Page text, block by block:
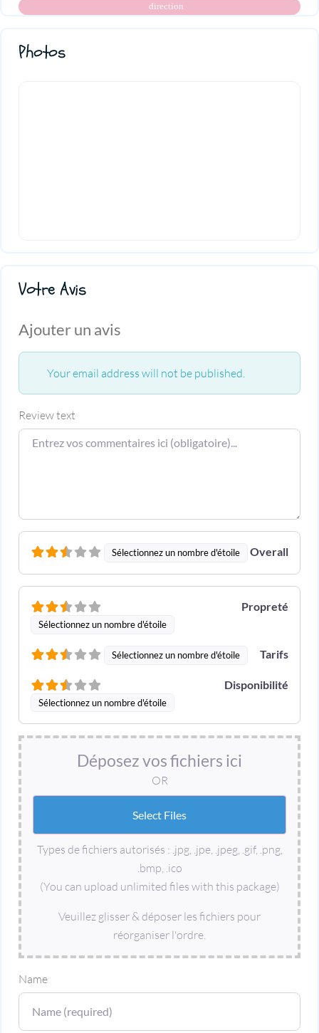
direction
Photos
Votre Avis
Ajouter un avis
Your email address will not be published.
Review text
Sélectionnez un nombre d'étoile Overall
Sélectionnez un nombre d'étoile
Propreté
Sélectionnez un nombre d'étoile Tarifs
Sélectionnez un nombre d'étoile
Disponibilité
Déposez vos fichiers ici
OR
Types de fichiers autorisés : .jpg, .jpe, .jpeg, .gif, .png,
.bmp, .ico
(You can upload unlimited files with this package)
Veuillez glisser & déposer les fichiers pour
réorganiser l'ordre.
Name